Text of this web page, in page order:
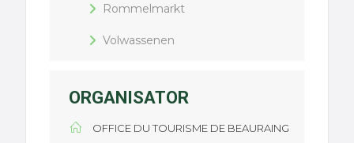
Rommelmarkt
Volwassenen
ORGANISATOR
OFFICE DU TOURISME DE BEAURAING